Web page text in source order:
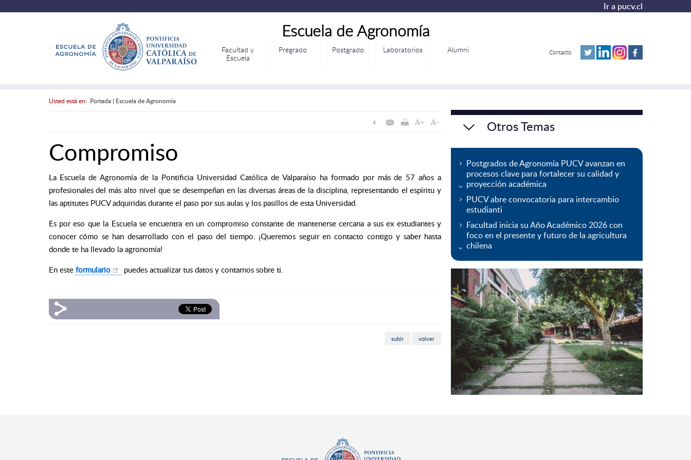
Ir a pucv.cl
Escuela de Agronomía
Facultad y
Escuela
Pregrado Postgrado Laboratorios Alumni Contacto
Usted está en: Portada| Escuela de Agronomía
Compromiso
La Escuela de Agronomía de la Pontificia Universidad Católica de Valparaíso ha formado por más de 57 años a
profesionales del más alto nivel que se desempeñan en las diversas áreas de la disciplina, representando el espíritu y
las aptitutes PUCV adquiridas durante el paso por sus aulas y los pasillos de esta Universidad.
Es por eso que la Escuela se encuentra en un compromiso constante de mantenerse cercana a sus ex estudiantes y
conocer cómo se han desarrollado con el paso del tiempo. ¡Queremos seguir en contacto contigo y saber hasta
donde te ha llevado la agronomía!
En este formulario puedes actualizar tus datos y contarnos sobre ti.
subir volver
Otros Temas
Postgrados de Agronomía PUCV avanzan en
procesos clave para fortalecer su calidad y
proyección académica
PUCV abre convocatoria para intercambio
estudianti
Facultad inicia su Año Académico 2026 con
foco en el presente y futuro de la agricultura
chilena